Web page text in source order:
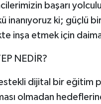
başarı
inanıyoruz ki; güçlü
inşa etmek için daima
NEDİR?
dijital bir eğitim
olmadan